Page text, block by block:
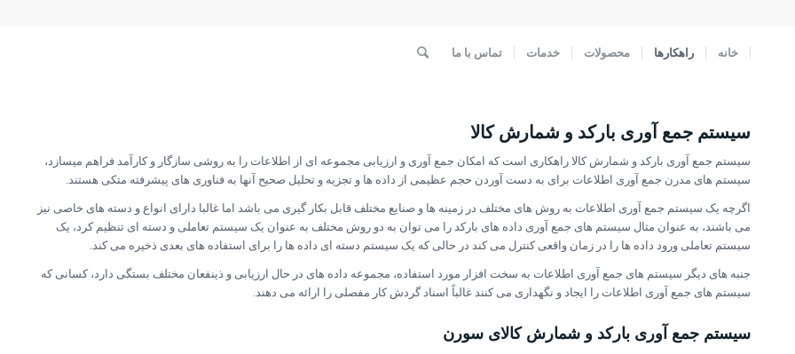
خانه راهکارها محصولات خدمات تماس با ما
سیستم جمع آوری بارکد و شمارش کالا
سیستم جمع آوری بارکد و شمارش کالا راهکاری است که امکان جمع آوری و ارزیابی مجموعه ای از اطلاعات را به روشی سازگار و کارآمد فراهم میسازد،
سیستم های مدرن جمع آوری اطلاعات برای به دست آوردن حجم عظیمی از داده ها و تجزیه و تحلیل صحیح آنها به فناوری های پیشرفته متکی هستند.
اگرچه یک سیستم جمع آوری اطلاعات به روش های مختلف در زمینه ها و صنایع مختلف قابل بکار گیری می باشد اما غالبا دارای انواع و دسته های خاصی نیز
می باشند، به عنوان مثال سیستم های جمع آوری داده های بارکد را می توان به دو روش مختلف به عنوان یک سیستم تعاملی و دسته ای تنظیم کرد، یک
سیستم تعاملی ورود داده ها را در زمان واقعی کنترل می کند در حالی که یک سیستم دسته ای داده ها را برای استفاده های بعدی ذخیره می کند.
جنبه های دیگر سیستم های جمع آوری اطلاعات به سخت افزار مورد استفاده، مجموعه داده های در حال ارزیابی و ذینفعان مختلف بستگی دارد، کسانی که
سیستم های جمع آوری اطلاعات را ایجاد و نگهداری می کنند غالباً اسناد گردش کار مفصلی را ارائه می دهند.
سیستم جمع آوری بارکد و شمارش کالای سورن